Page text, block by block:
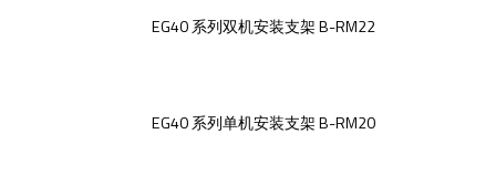
EG40 系列双机安装支架 B-RM22
EG40 系列单机安装支架 B-RM20